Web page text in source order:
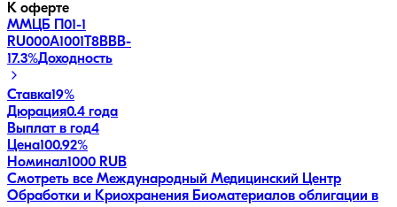
К оферте
ММЦБ П01-1
RU000A1001T8BBB-
17.3%Доходность
Ставка19%
Дюрация0.4 года
Выплат в год4
Цена100.92%
Номинал1000 RUB
Смотреть все Международный Медицинский Центр
Обработки и Криохранения Биоматериалов облигации в